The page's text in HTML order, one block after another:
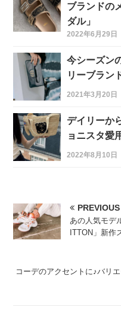
ブランドの
ダル」
2022年6月29日
今シーズン
リーブラン
2021年3月20日
デイリーか
ョニスタ愛
2022年8月10日
PREVIOUS
あの人気モデ
ITTON」新作
コーデのアクセントに♪バリ